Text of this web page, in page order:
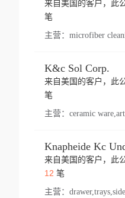
来自美国的客户，此
笔
主营： microfiber
K&c Sol Corp.
来自美国的客户，此
笔
主营： ceramic
来自美国的客户，此
12 笔
主营：